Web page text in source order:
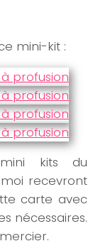
mini-kit :
kits du
recevront
carte avec
nécessaires.